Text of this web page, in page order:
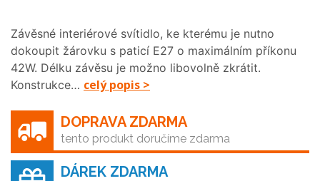
Závěsné interiérové svítidlo, ke kterému je nutno
dokoupit žárovku s paticí E27 o maximálním příkonu
42W. Délku závěsu je možno libovolně zkrátit.
Konstrukce… celý popis >
DOPRAVA ZDARMA
tento produkt doručíme zdarma
DÁREK ZDARMA